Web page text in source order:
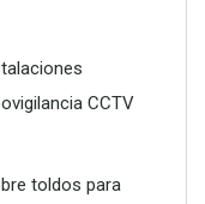
CCTV
toldos para